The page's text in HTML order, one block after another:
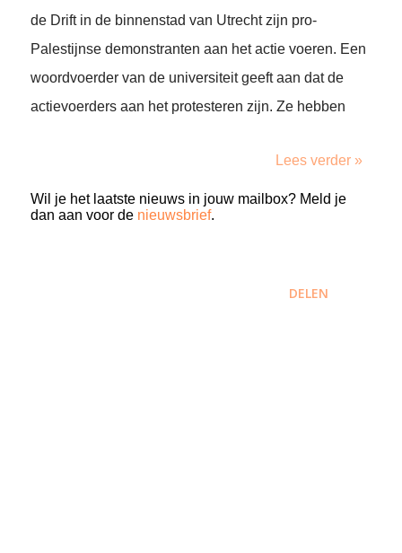
de Drift in de binnenstad van Utrecht zijn pro-
Palestijnse demonstranten aan het actie voeren. Een
woordvoerder van de universiteit geeft aan dat de
actievoerders aan het protesteren zijn. Ze hebben
Lees verder »
Wil je het laatste nieuws in jouw mailbox? Meld je
dan aan voor de nieuwsbrief.
DELEN